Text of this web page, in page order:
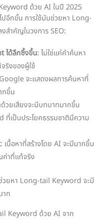
ด้วย AI ในปี 2025
ปอีกขั้น การใช้มันช่วยหา Long-
สำคัญในวงการ SEO:
ได้ลึกซึ้งขึ้น: ไม่ใช่แค่คำค้นหา
ริงของผู้ใช้
จะแสดงผลการค้นหาที่
กขึ้น
วยเสียงจะมีบทบาทมากขึ้น
เป็นประโยคธรรมชาติมีความ
: เนื้อหาที่สร้างโดย AI จะมีมากขึ้น
าที่แท้จริง
วยหา Long-tail Keyword จะมี
าก
Keyword ด้วย AI จาก